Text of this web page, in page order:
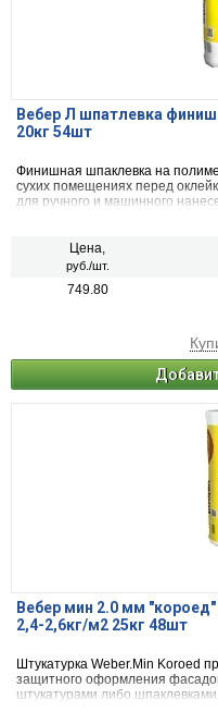
Вебер Л шпатлевка
20кг 54шт
Финишная шпаклевка на
сухих помещениях перед
для ручного и машинного
Цена,
руб./шт.
749.80
Вебер мин 2.0 мм
2,4-2,6кг/м2 25кг 48шт
Штукатурка Weber.Min Koroed
защитного оформления
штукатурами либо